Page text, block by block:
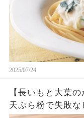
2025/07/24
【長いもと大葉
天ぷら粉で失敗な